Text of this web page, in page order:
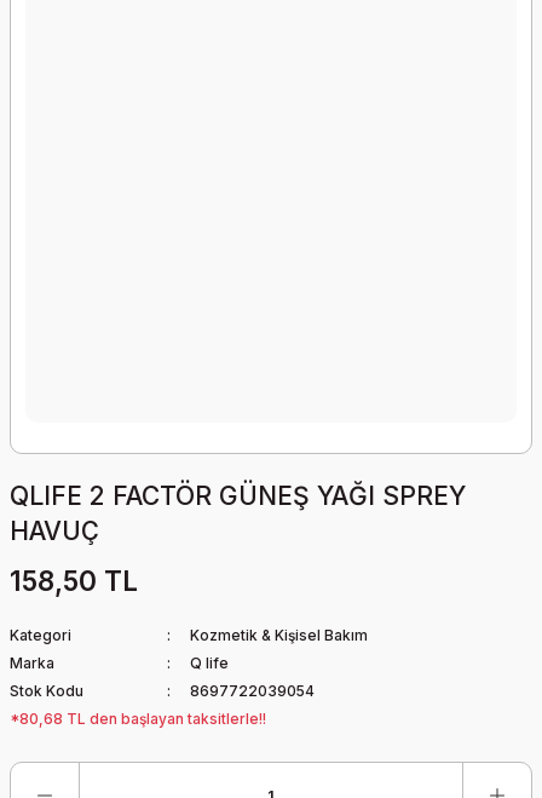
QLIFE 2 FACTÖR GÜNEŞ YAĞI SPREY
HAVUÇ
158,50 TL
Kategori
Kozmetik & Kişisel Bakım
Marka
Q life
Stok Kodu
8697722039054
*80,68 TL den başlayan taksitlerle!!